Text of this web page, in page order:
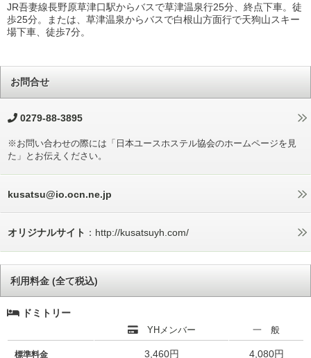
JR吾妻線長野原草津口駅からバスで草津温泉行25分、終点下車。徒
歩25分。または、草津温泉からバスで白根山方面行で天狗山スキー
場下車、徒歩7分。
お問合せ
0279-88-3895
※お問い合わせの際には「日本ユースホステル協会のホームページを見
た」とお伝えください。
kusatsu@io.ocn.ne.jp
オリジナルサイト ：http://kusatsuyh.com/
利用料金 (全て税込)
ドミトリー
YHメンバー 一 般
標準料金 3,460円 4,080円